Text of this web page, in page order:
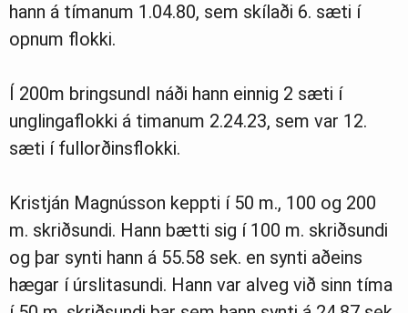
hann á tímanum 1.04.80, sem skílaði 6. sæti í
opnum flokki.
Í 200m bringsundI náði hann einnig 2 sæti í
unglingaflokki á timanum 2.24.23, sem var 12.
sæti í fullorðinsflokki.
Kristján Magnússon keppti í 50 m., 100 og 200
m. skriðsundi. Hann bætti sig í 100 m. skriðsundi
og þar synti hann á 55.58 sek. en synti aðeins
hægar í úrslitasundi. Hann var alveg við sinn tíma